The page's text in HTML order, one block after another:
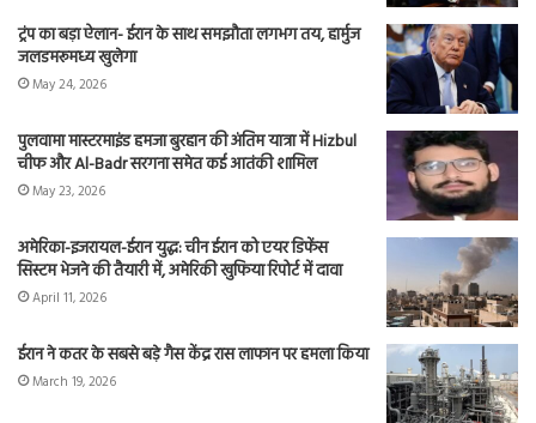
ट्रंप का बड़ा ऐलान- ईरान के साथ समझौता लगभग तय, हार्मुज
जलडमरूमध्य खुलेगा
May 24, 2026
पुलवामा मास्टरमाइंड हमजा बुरहान की अंतिम यात्रा में Hizbul
चीफ और Al-Badr सरगना समेत कई आतंकी शामिल
May 23, 2026
अमेरिका-इजरायल-ईरान युद्ध: चीन ईरान को एयर डिफेंस
सिस्टम भेजने की तैयारी में, अमेरिकी खुफिया रिपोर्ट में दावा
April 11, 2026
ईरान ने कतर के सबसे बड़े गैस केंद्र रास लाफान पर हमला किया
March 19, 2026